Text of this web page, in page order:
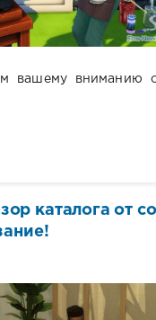
вашему вниманию
каталога от